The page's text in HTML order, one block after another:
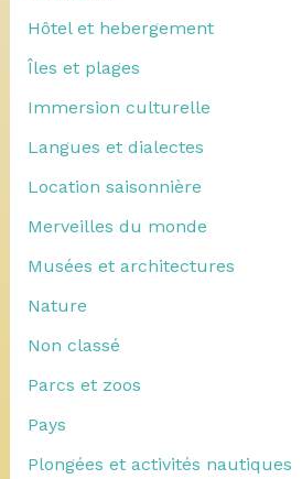
Hôtel et hebergement
Îles et plages
Immersion culturelle
Langues et dialectes
Location saisonnière
Merveilles du monde
Musées et architectures
Nature
Non classé
Parcs et zoos
Pays
Plongées et activités nautiques